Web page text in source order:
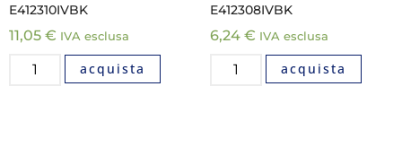
E412310IVBK
11,05 € IVA esclusa
acquista
E412308IVBK
6,24 € IVA esclusa
acquista